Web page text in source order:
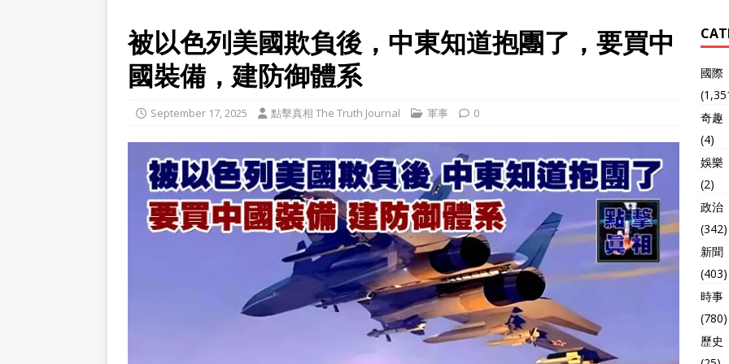
被以色列美國欺負後，中東知道抱團了，要買中
國裝備，建防御體系
September 17, 2025 點擊真相 The Truth Journal 軍事 0
國際
奇趣
(4)
娛樂
(2)
政治
(342)
新聞
(403)
時事
(780)
歷史